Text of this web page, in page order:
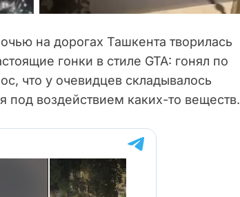
на дорогах Ташкента творилась
гонки в стиле GTA: гонял по
что у очевидцев складывалось
под воздействием каких-то веществ.